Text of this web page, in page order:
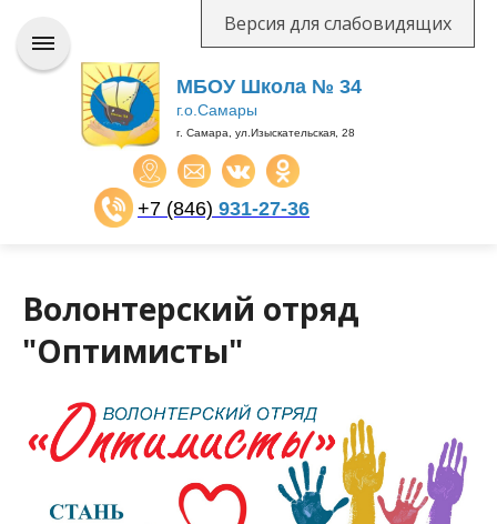
Версия для слабовидящих
МБОУ Школа № 34
г.о.Самары
г. Самара, ул.Изыскательская, 28
+7 (846) 931-27-36
Волонтерский отряд
"Оптимисты"